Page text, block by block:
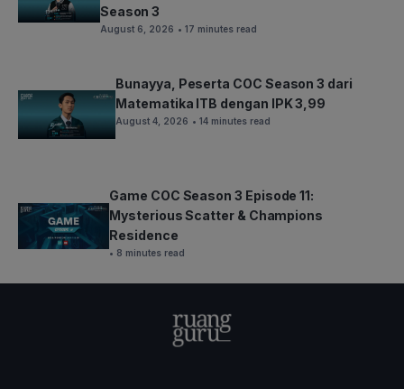
Season 3
August 6, 2026 • 17 minutes read
Bunayya, Peserta COC Season 3 dari
Matematika ITB dengan IPK 3,99
August 4, 2026 • 14 minutes read
Game COC Season 3 Episode 11:
Mysterious Scatter & Champions
Residence
• 8 minutes read